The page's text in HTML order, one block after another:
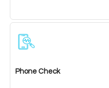
Phone Check